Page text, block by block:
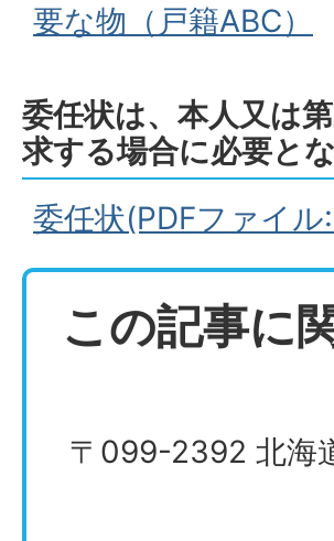
要な物（戸籍ABC）
委任状は、本人又は
求する場合に必要と
委任状(PDFファイル
この記事に
〒099-2392 北海